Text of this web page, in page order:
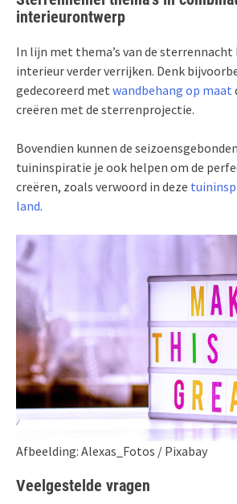
interieurontwerp
In lijn met thema’s van de sterrennacht
interieur verder verrijken. Denk
gedecoreerd met wandbehang op maat
creëren met de sterrenprojectie.
Bovendien kunnen de
tuininspiratie je ook helpen om de
creëren, zoals verwoord in deze
land.
Afbeelding: Alexas_Fotos / Pixabay
Veelgestelde vragen